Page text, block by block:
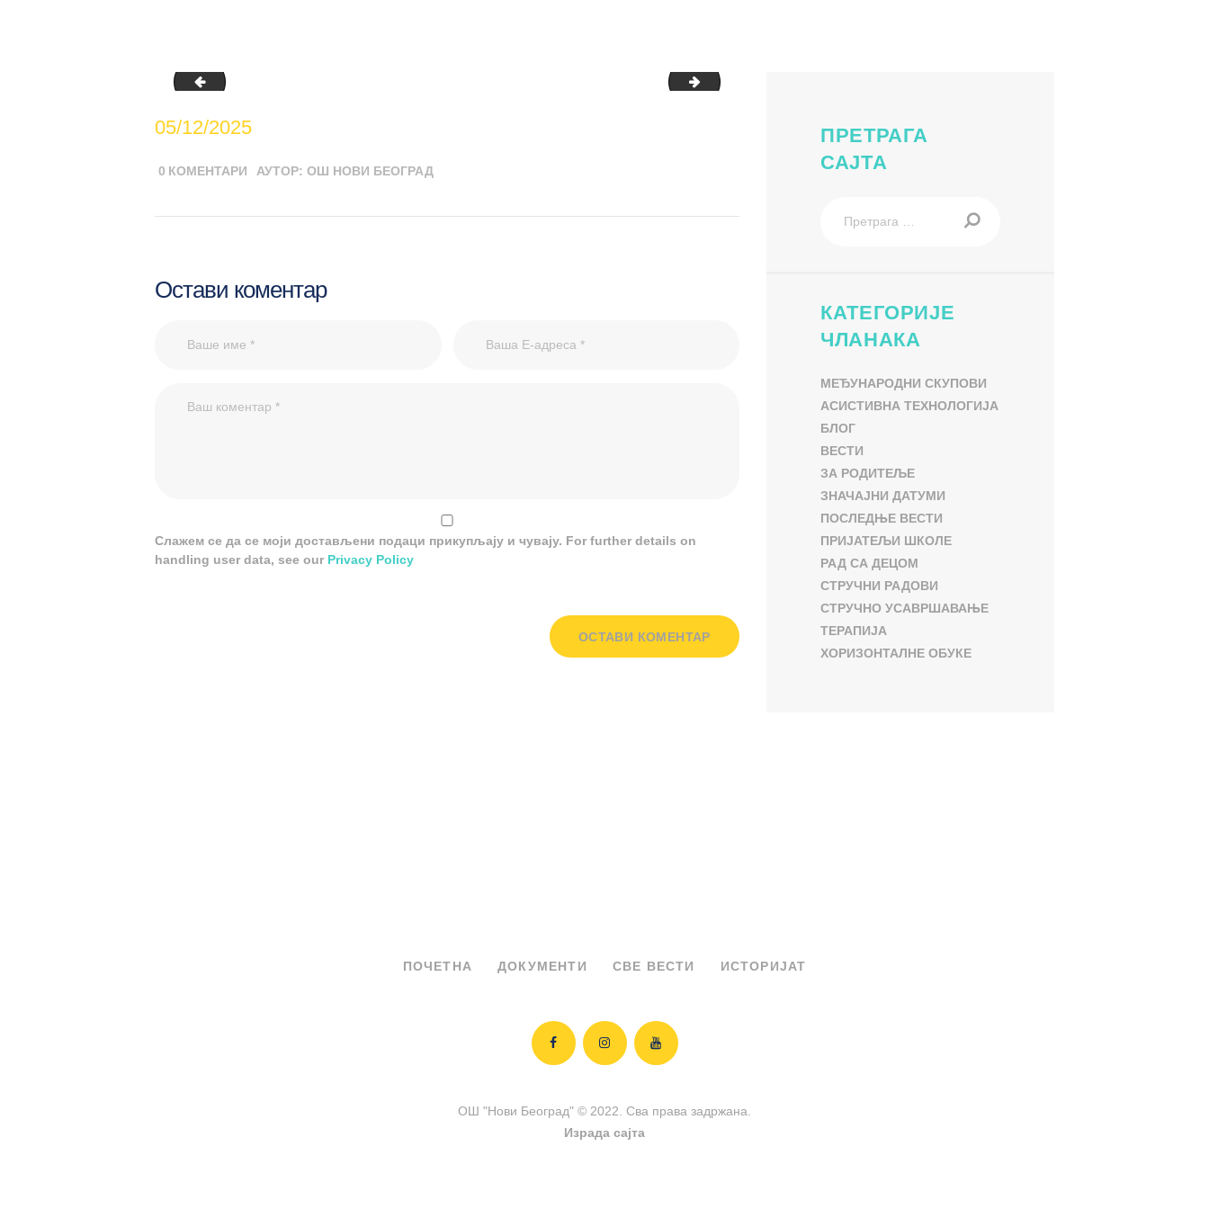
05-12-2025-Спорт за све09 05-12-2025-Спорт за све10
05/12/2025
0 КОМЕНТАРИ АУТОР: ОШ НОВИ БЕОГРАД
Остави коментар
Слажем се да се моји достављени подаци прикупљају и чувају. For further details on
handling user data, see our Privacy Policy
ПРЕТРАГА
САЈТА
КАТЕГОРИЈЕ
ЧЛАНАКА
МЕЂУНАРОДНИ СКУПОВИ
АСИСТИВНА ТЕХНОЛОГИЈА
БЛОГ
ВЕСТИ
ЗА РОДИТЕЉЕ
ЗНАЧАЈНИ ДАТУМИ
ПОСЛЕДЊЕ ВЕСТИ
ПРИЈАТЕЉИ ШКОЛЕ
РАД СА ДЕЦОМ
СТРУЧНИ РАДОВИ
СТРУЧНО УСАВРШАВАЊЕ
ТЕРАПИЈА
ХОРИЗОНТАЛНЕ ОБУКЕ
ПОЧЕТНА ДОКУМЕНТИ СВЕ ВЕСТИ ИСТОРИЈАТ
ОШ "Нови Београд" © 2022. Сва права задржана.
Израда сајта